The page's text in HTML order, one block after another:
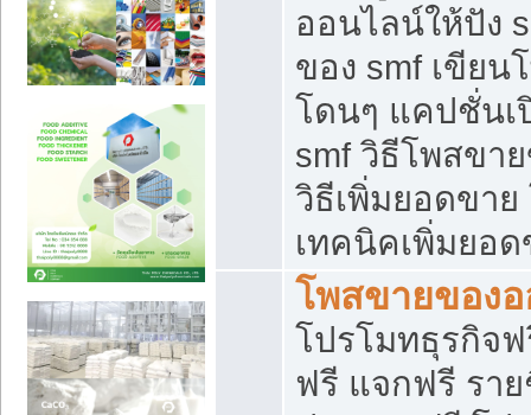
ออนไลน์ให้ปัง
ของ smf เขียน
โดนๆ แคปชั่นเ
smf วิธีโพสขา
วิธีเพิ่มยอดขาย
เทคนิคเพิ่มยอด
โพสขายของ
โปรโมทธุรกิจ
ฟรี แจกฟรี ราย